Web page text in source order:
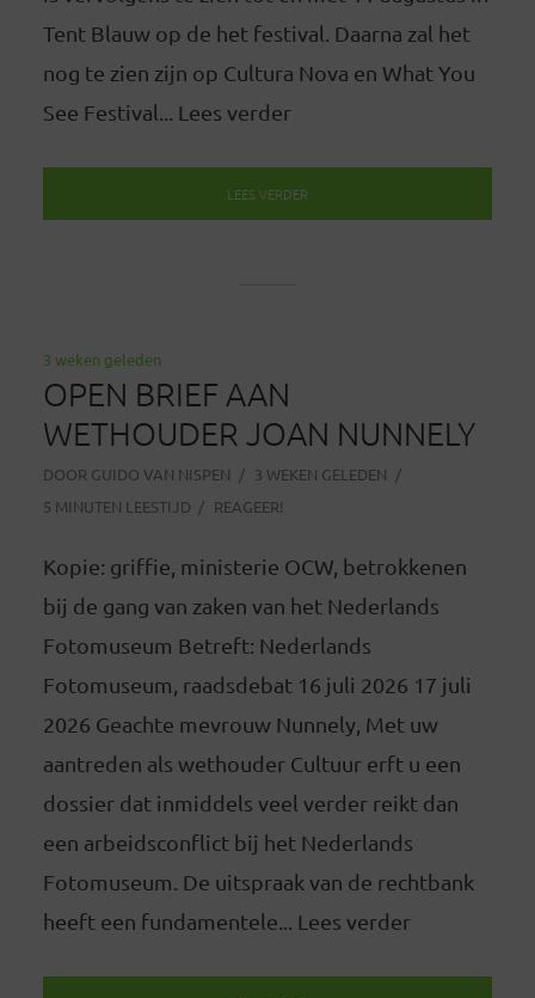
Tent Blauw op de het festival. Daarna zal het
nog te zien zijn op Cultura Nova en What You
See Festival... Lees verder
LEES VERDER
3 weken geleden
OPEN BRIEF AAN
WETHOUDER JOAN NUNNELY
DOOR GUIDO VAN NISPEN
3 WEKEN GELEDEN
5 MINUTEN LEESTIJD
REAGEER!
Kopie: griffie, ministerie OCW, betrokkenen
bij de gang van zaken van het Nederlands
Fotomuseum Betreft: Nederlands
Fotomuseum, raadsdebat 16 juli 2026 17 juli
2026 Geachte mevrouw Nunnely, Met uw
aantreden als wethouder Cultuur erft u een
dossier dat inmiddels veel verder reikt dan
een arbeidsconflict bij het Nederlands
Fotomuseum. De uitspraak van de rechtbank
heeft een fundamentele... Lees verder